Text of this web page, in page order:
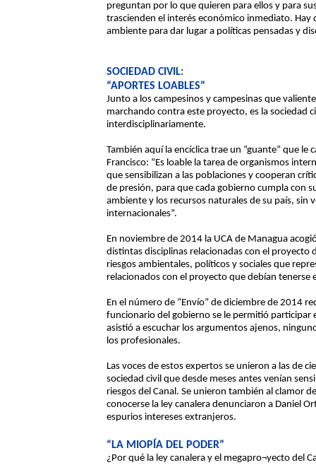
preguntan por lo que quieren para ellos y para
trascienden el interés económico inmediato. Hay
ambiente para dar lugar a políticas pensadas y
SOCIEDAD CIVIL:
“APORTES LOABLES”
Junto a los campesinos y campesinas que
marchando contra este proyecto, es la sociedad
interdisciplinariamente.
También aquí la encíclica trae un “guante” que le
Francisco: “Es loable la tarea de organismos
que sensibilizan a las poblaciones y cooperan
de presión, para que cada gobierno cumpla con
ambiente y los recursos naturales de su país, sin
internacionales”.
En noviembre de 2014 la UCA de Managua
distintas disciplinas relacionadas con el proyecto
riesgos ambientales, políticos y sociales que
relacionados con el proyecto que debían tenerse
En el número de “Envío” de diciembre de 2014
funcionario del gobierno se le permitió participar
asistió a escuchar los argumentos ajenos,
los profesionales.
Las voces de estos expertos se unieron a las de
sociedad civil que desde meses antes venían
riesgos del Canal. Se unieron también al clamor
conocerse la ley canalera denunciaron a Daniel
espurios intereses extranjeros.
“LA MIOPÍA DEL PODER”
¿Por qué la ley canalera y el megapro¬yecto del